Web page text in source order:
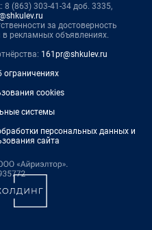
(863) 303-41-34 доб. 3335,
за достоверность
рекламных объявлениях.
161pr@shkulev.ru
cookies
системы
персональных данных и
сайта